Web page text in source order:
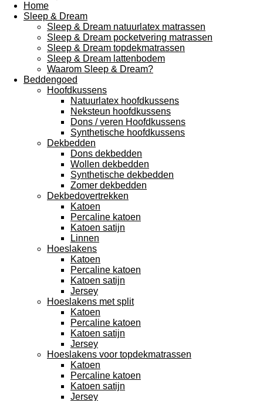
Home
Sleep & Dream
Sleep & Dream natuurlatex matrassen
Sleep & Dream pocketvering matrassen
Sleep & Dream topdekmatrassen
Sleep & Dream lattenbodem
Waarom Sleep & Dream?
Beddengoed
Hoofdkussens
Natuurlatex hoofdkussens
Neksteun hoofdkussens
Dons / veren Hoofdkussens
Synthetische hoofdkussens
Dekbedden
Dons dekbedden
Wollen dekbedden
Synthetische dekbedden
Zomer dekbedden
Dekbedovertrekken
Katoen
Percaline katoen
Katoen satijn
Linnen
Hoeslakens
Katoen
Percaline katoen
Katoen satijn
Jersey
Hoeslakens met split
Katoen
Percaline katoen
Katoen satijn
Jersey
Hoeslakens voor topdekmatrassen
Katoen
Percaline katoen
Katoen satijn
Jersey